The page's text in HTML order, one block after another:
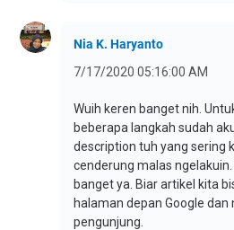
Nia K. Haryanto
7/17/2020 05:16:00 AM
Wuih keren banget nih.
beberapa langkah sudah
description tuh yang sering
cenderung malas
banget ya. Biar artikel kita
halaman depan Google dan
pengunjung.